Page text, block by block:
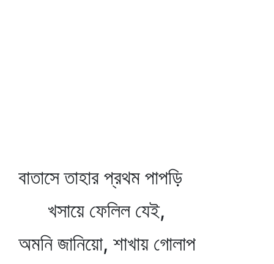
বাতাসে তাহার প্রথম পাপড়ি
খসায়ে ফেলিল যেই,
অমনি জানিয়ো, শাখায় গোলাপ